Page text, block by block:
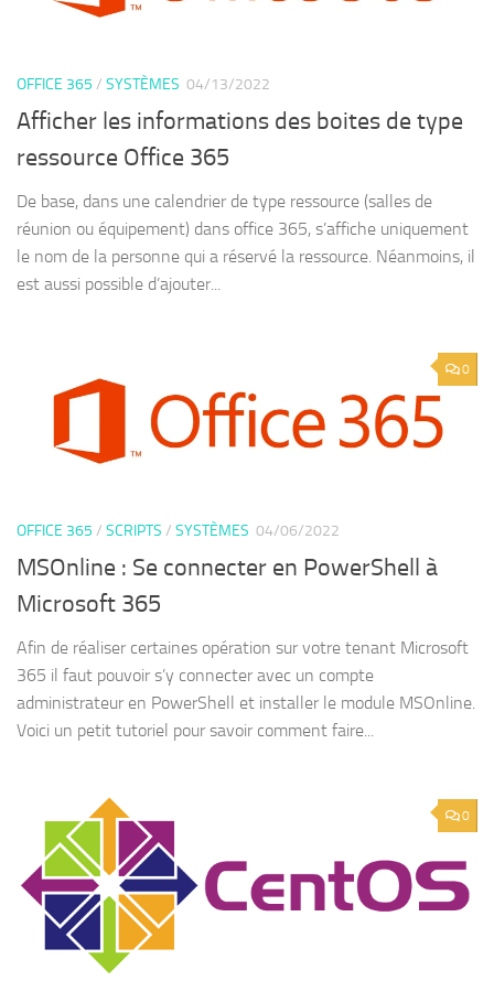
OFFICE 365 / SYSTÈMES 04/13/2022
Afficher les informations des boites de type
ressource Office 365
De base, dans une calendrier de type ressource (salles de
réunion ou équipement) dans office 365, s’affiche uniquement
le nom de la personne qui a réservé la ressource. Néanmoins, il
est aussi possible d’ajouter...
0
OFFICE 365 / SCRIPTS / SYSTÈMES 04/06/2022
MSOnline : Se connecter en PowerShell à
Microsoft 365
Afin de réaliser certaines opération sur votre tenant Microsoft
365 il faut pouvoir s’y connecter avec un compte
administrateur en PowerShell et installer le module MSOnline.
Voici un petit tutoriel pour savoir comment faire...
0